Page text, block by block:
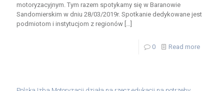
motoryzacyjnym. Tym razem spotykamy się w Baranowie
Sandomierskim w dniu 28/03/2019r. Spotkanie dedykowane jest
podmiotom i instytucjom z regionów […]
0 Read more